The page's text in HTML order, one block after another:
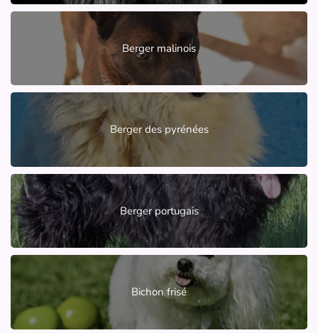
Berger malinois
Berger des pyrénées
Berger portugais
Bichon frisé